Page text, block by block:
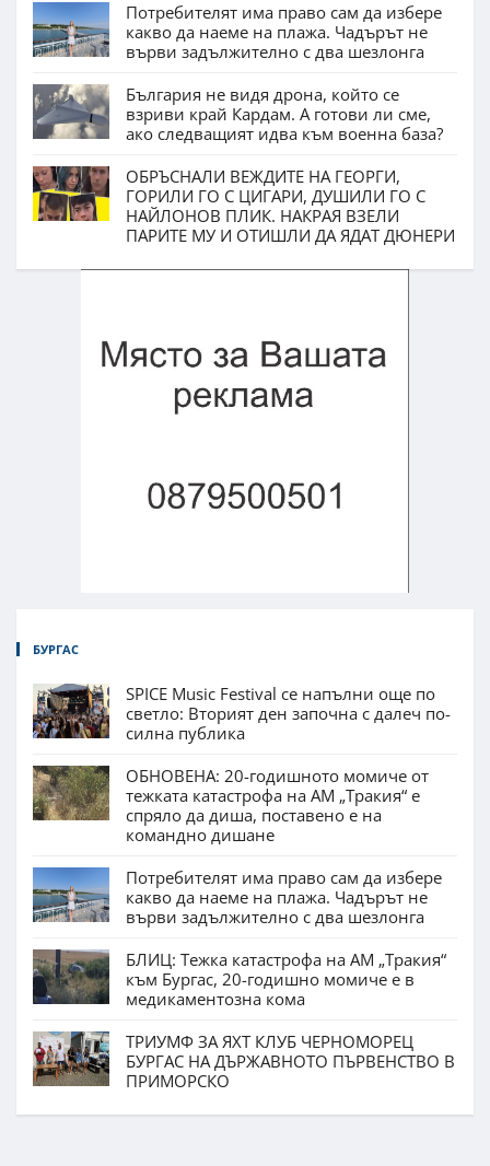
Потребителят има право сам да избере
какво да наеме на плажа. Чадърът не
върви задължително с два шезлонга
България не видя дрона, който се
взриви край Кардам. А готови ли сме,
ако следващият идва към военна база?
ОБРЪСНАЛИ ВЕЖДИТЕ НА ГЕОРГИ,
ГОРИЛИ ГО С ЦИГАРИ, ДУШИЛИ ГО С
НАЙЛОНОВ ПЛИК. НАКРАЯ ВЗЕЛИ
ПАРИТЕ МУ И ОТИШЛИ ДА ЯДАТ ДЮНЕРИ
БУРГАС
SPICE Music Festival се напълни още по
светло: Вторият ден започна с далеч по-
силна публика
ОБНОВЕНА: 20-годишното момиче от
тежката катастрофа на АМ „Тракия“ е
спряло да диша, поставено е на
командно дишане
Потребителят има право сам да избере
какво да наеме на плажа. Чадърът не
върви задължително с два шезлонга
БЛИЦ: Тежка катастрофа на АМ „Тракия“
към Бургас, 20-годишно момиче е в
медикаментозна кома
ТРИУМФ ЗА ЯХТ КЛУБ ЧЕРНОМОРЕЦ
БУРГАС НА ДЪРЖАВНОТО ПЪРВЕНСТВО В
ПРИМОРСКО